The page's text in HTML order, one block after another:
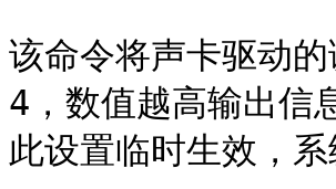
该命令将声卡驱动
4，数值越高输出信
此设置临时生效，